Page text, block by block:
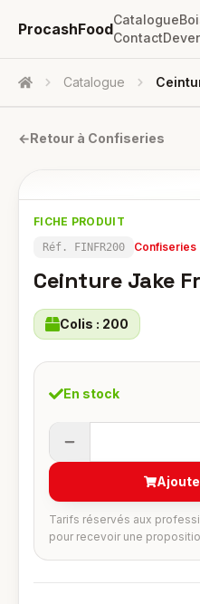
ProcashFood
Catalogue
Contact
Accueil Catalogue
←Retour à Confiseries
FICHE PRODUIT
Réf. FINFR200 Confiseries
Ceinture Jake
Colis : 200
En stock
Tarifs réservés aux
pour recevoir une